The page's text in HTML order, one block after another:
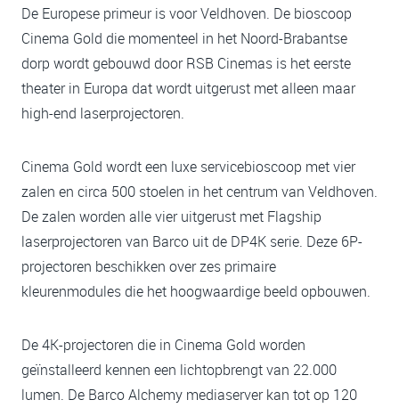
De Europese primeur is voor Veldhoven. De bioscoop
Cinema Gold die momenteel in het Noord-Brabantse
dorp wordt gebouwd door RSB Cinemas is het eerste
theater in Europa dat wordt uitgerust met alleen maar
high-end laserprojectoren.
Cinema Gold wordt een luxe servicebioscoop met vier
zalen en circa 500 stoelen in het centrum van Veldhoven.
De zalen worden alle vier uitgerust met Flagship
laserprojectoren van Barco uit de DP4K serie. Deze 6P-
projectoren beschikken over zes primaire
kleurenmodules die het hoogwaardige beeld opbouwen.
De 4K-projectoren die in Cinema Gold worden
geïnstalleerd kennen een lichtopbrengt van 22.000
lumen. De Barco Alchemy mediaserver kan tot op 120